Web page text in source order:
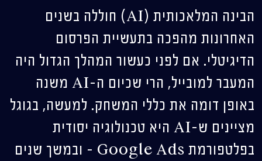
הבינה המלאכותית (AI) חוללה בשנים
האחרונות מהפכה בתעשיית הפרסום
הדיגיטלי. אם לפני כעשור המהלך הגדול היה
המעבר למובייל, הרי שכיום ה-AI משנה
באופן דומה את כללי המשחק. למעשה, בגוגל
מציינים ש-AI היא טכנולוגיה יסודית
בפלטפורמת Google Ads – ובמשך שנים